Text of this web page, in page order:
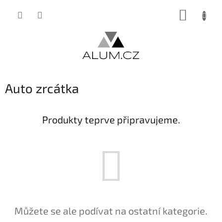
Auto zrcátka
Produkty teprve připravujeme.
Můžete se ale podívat na ostatní kategorie.